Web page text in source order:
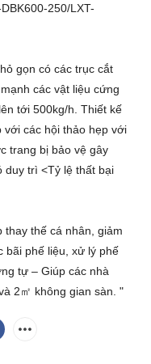
250/LXT-
gọn có các trục cắt
các vật liệu cứng
tới 500kg/h. Thiết kế
với các hội thảo hẹp với
trang bị bảo vệ gây
duy trì <Tỷ lệ thất bại
thay thế cá nhân, giảm
bãi phế liệu, xử lý phế
tự – Giúp các nhà
2㎡ không gian sàn. "